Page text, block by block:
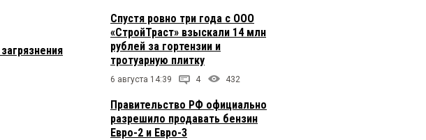
Спустя ровно три года с ООО
«СтройТраст» взыскали 14 млн
рублей за гортензии и
тротуарную плитку
6 августа 14:39 4 432
Правительство РФ официально
разрешило продавать бензин
Евро-2 и Евро-3